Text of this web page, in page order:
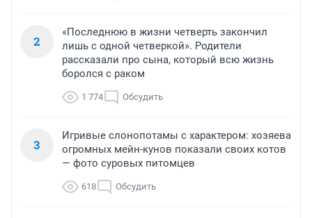
2
«Последнюю в жизни четверть закончил
лишь с одной четверкой». Родители
рассказали про сына, который всю жизнь
боролся с раком
1 774 Обсудить
3
Игривые слонопотамы с характером: хозяева
огромных мейн-кунов показали своих котов
— фото суровых питомцев
618 Обсудить